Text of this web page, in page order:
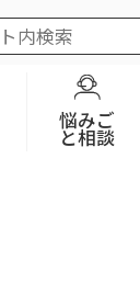
悩みご
と相談